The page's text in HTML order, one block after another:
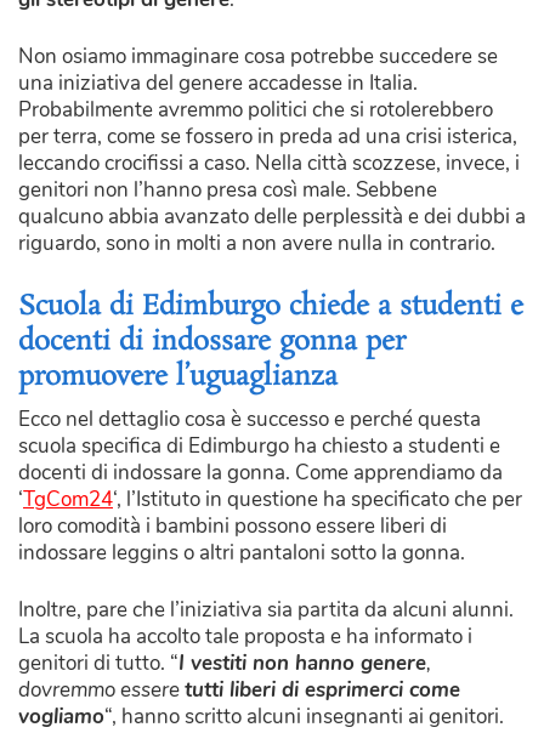
Non osiamo immaginare cosa potrebbe succedere se
una iniziativa del genere accadesse in Italia.
Probabilmente avremmo politici che si rotolerebbero
per terra, come se fossero in preda ad una crisi isterica,
leccando crocifissi a caso. Nella città scozzese, invece, i
genitori non l’hanno presa così male. Sebbene
qualcuno abbia avanzato delle perplessità e dei dubbi a
riguardo, sono in molti a non avere nulla in contrario.
Scuola di Edimburgo chiede a studenti e
docenti di indossare gonna per
promuovere l’uguaglianza
Ecco nel dettaglio cosa è successo e perché questa
scuola specifica di Edimburgo ha chiesto a studenti e
docenti di indossare la gonna. Come apprendiamo da
‘TgCom24‘, l’Istituto in questione ha specificato che per
loro comodità i bambini possono essere liberi di
indossare leggins o altri pantaloni sotto la gonna.
Inoltre, pare che l’iniziativa sia partita da alcuni alunni.
La scuola ha accolto tale proposta e ha informato i
genitori di tutto. “I vestiti non hanno genere,
dovremmo esseretutti liberi di esprimerci come
vogliamo“, hanno scritto alcuni insegnanti ai genitori.